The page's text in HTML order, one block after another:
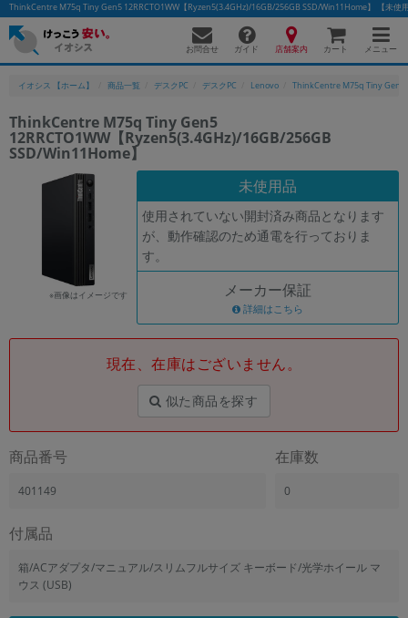
ThinkCentre M75q Tiny Gen5 12RRCTO1WW【Ryzen5(3.4GHz)/16GB/256GB SSD/Win11Home】 【未使
お問合せ ガイド 店舗案内 カート メニュー
イオシス 【ホーム】 商品一覧 デスクPC デスクPC Lenovo ThinkCentre M75q Tiny Gen5
ThinkCentre M75q Tiny Gen5
12RRCTO1WW【Ryzen5(3.4GHz)/16GB/256GB
SSD/Win11Home】
※画像はイメージです
未使用品
使用されていない開封済み商品となります
が、動作確認のため通電を行っておりま
す。
メーカー保証
詳細はこちら
現在、在庫はございません。
似た商品を探す
商品番号
401149
在庫数
0
付属品
箱/ACアダプタ/マニュアル/スリムフルサイズ キーボード/光学ホイール マ
ウス (USB)